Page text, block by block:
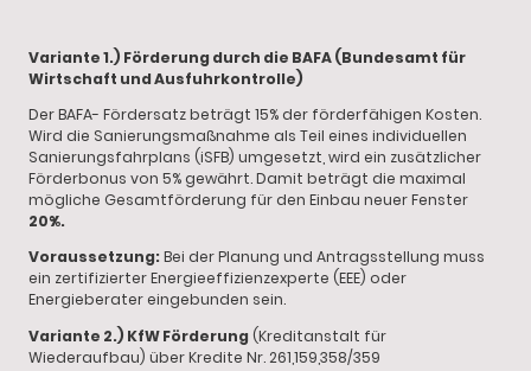
Variante 1.) Förderung durch die BAFA (Bundesamt für
Wirtschaft und Ausfuhrkontrolle)
Der BAFA- Fördersatz beträgt 15% der förderfähigen Kosten.
Wird die Sanierungsmaßnahme als Teil eines individuellen
Sanierungsfahrplans (iSFB) umgesetzt, wird ein zusätzlicher
Förderbonus von 5% gewährt. Damit beträgt die maximal
mögliche Gesamtförderung für den Einbau neuer Fenster
20%.
Voraussetzung: Bei der Planung und Antragsstellung muss
ein zertifizierter Energieeffizienzexperte (EEE) oder
Energieberater eingebunden sein.
Variante 2.) KfW Förderung (Kreditanstalt für
Wiederaufbau) über Kredite Nr. 261,159,358/359